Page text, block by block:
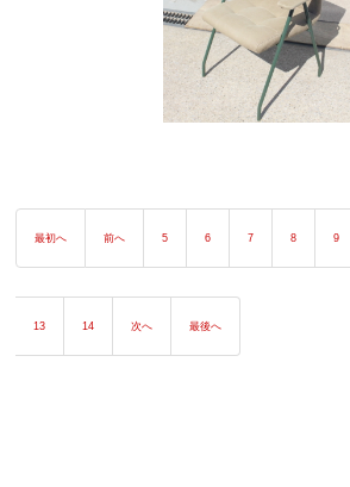
最初へ 前へ 5 6 7 8 9
13 14 次へ 最後へ